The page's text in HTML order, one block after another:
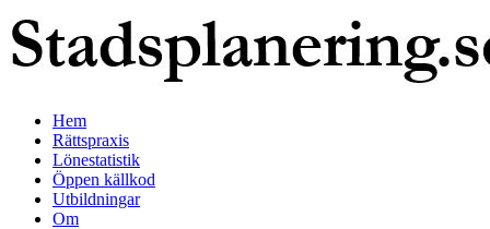
Hem
Rättspraxis
Lönestatistik
Öppen källkod
Utbildningar
Om